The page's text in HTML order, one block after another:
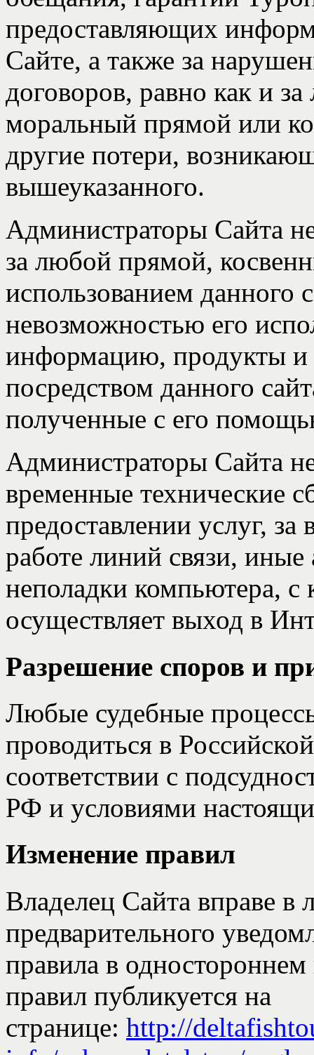
предоставляющих
Сайте, а также за
договоров, равно как и
моральный прямой или
другие потери,
вышеуказанного.
Администраторы Сайта
за любой прямой,
использованием данного
невозможностью его
информацию, продукты и
посредством данного
полученные с его
Администраторы Сайта
временные технические
предоставлении услуг,
работе линий связи,
неполадки компьютера, с
осуществляет выход в
Разрешение споров и
Любые судебные
проводиться в
соответствии с
РФ и условиями
Изменение правил
Владелец Сайта вправе в
предварительного
правила в
правил публикуется на
странице: http://